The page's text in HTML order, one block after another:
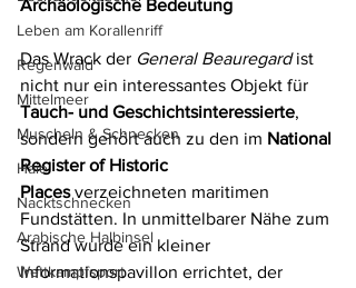
Leben am Korallenriff
Regenwald
Mittelmeer
Muscheln & Schnecken
Haie
Nacktschnecken
Arabische Halbinsel
Wettkampfsport
Archäologische Bedeutung
Das Wrack der General Beauregard ist
nicht nur ein interessantes Objekt für
Tauch- und Geschichtsinteressierte,
sondern gehört auch zu den im National
Register of Historic
Places verzeichneten maritimen
Fundstätten. In unmittelbarer Nähe zum
Strand wurde ein kleiner
Informationspavillon errichtet, der